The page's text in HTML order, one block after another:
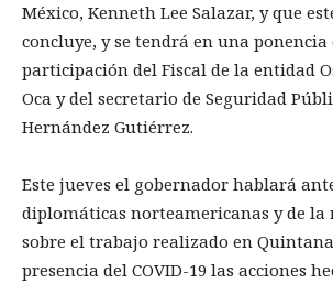
México, Kenneth Lee Salazar, y que
concluye, y se tendrá en una
participación del Fiscal de la entidad
Oca y del secretario de Seguridad
Hernández Gutiérrez.
Este jueves el gobernador hablará
diplomáticas norteamericanas y de la
sobre el trabajo realizado en
presencia del COVID-19 las acciones